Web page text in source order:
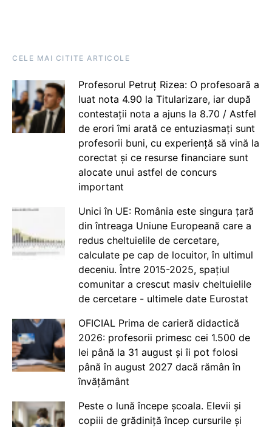
CELE MAI CITITE ARTICOLE
Profesorul Petruț Rizea: O profesoară a
luat nota 4.90 la Titularizare, iar după
contestații nota a ajuns la 8.70 / Astfel
de erori îmi arată ce entuziasmați sunt
profesorii buni, cu experiență să vină la
corectat și ce resurse financiare sunt
alocate unui astfel de concurs
important
Unici în UE: România este singura țară
din întreaga Uniune Europeană care a
redus cheltuielile de cercetare,
calculate pe cap de locuitor, în ultimul
deceniu. Între 2015-2025, spațiul
comunitar a crescut masiv cheltuielile
de cercetare - ultimele date Eurostat
OFICIAL Prima de carieră didactică
2026: profesorii primesc cei 1.500 de
lei până la 31 august și îi pot folosi
până în august 2027 dacă rămân în
învățământ
Peste o lună începe școala. Elevii și
copiii de grădiniță încep cursurile și